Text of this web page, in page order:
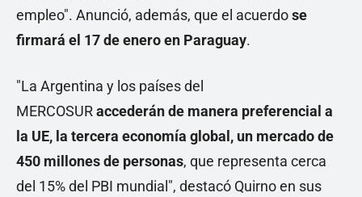
empleo". Anunció, además, que el acuerdose
firmará el 17 de enero en Paraguay.
"La Argentina y los países del
MERCOSURaccederán de manera preferencial a
la UE, la tercera economía global, un mercado de
450 millones de personas, que representa cerca
del 15% del PBI mundial", destacó Quirno en sus